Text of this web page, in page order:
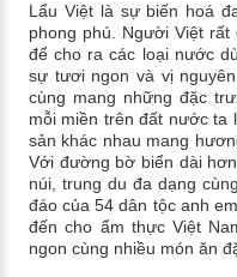
Lẩu Việt là sự biến hoá
phong phú. Người Việt
để cho ra các loại nước
sự tươi ngon và vị
cùng mang những đặc
mỗi miền trên đất nước ta
sản khác nhau mang
Với đường bờ biển dài
núi, trung du đa dạng
đáo của 54 dân tộc anh
đến cho ẩm thực Việt
ngon cùng nhiều món ăn